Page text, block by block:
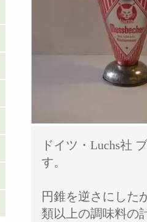
ドイツ・Luchs社
す。
円錐を逆さにした
類以上の調味料の